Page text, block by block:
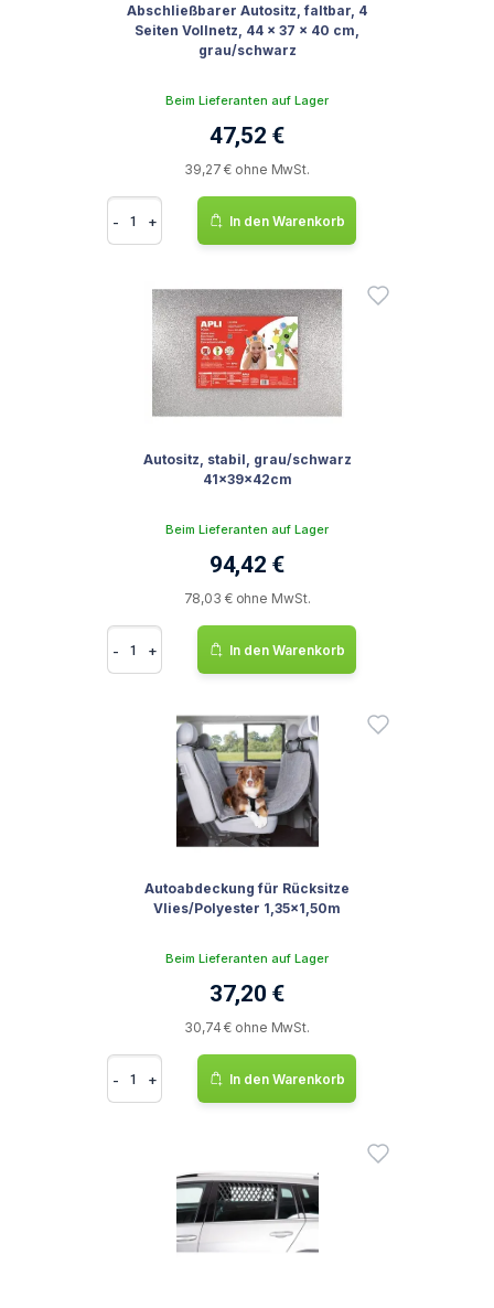
Abschließbarer Autositz, faltbar, 4
Seiten Vollnetz, 44 x 37 x 40 cm,
grau/schwarz
Beim Lieferanten auf Lager
47,52 €
39,27 € ohne MwSt.
- + In den Warenkorb
Autositz, stabil, grau/schwarz
41x39x42cm
Beim Lieferanten auf Lager
94,42 €
78,03 € ohne MwSt.
- + In den Warenkorb
Autoabdeckung für Rücksitze
Vlies/Polyester 1,35x1,50m
Beim Lieferanten auf Lager
37,20 €
30,74 € ohne MwSt.
- + In den Warenkorb